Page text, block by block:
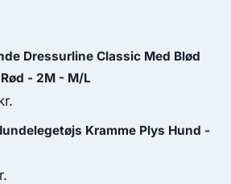
Dressurline Classic Med Blød
- 2M - M/L
aktuelle
Kramme Plys Hund -